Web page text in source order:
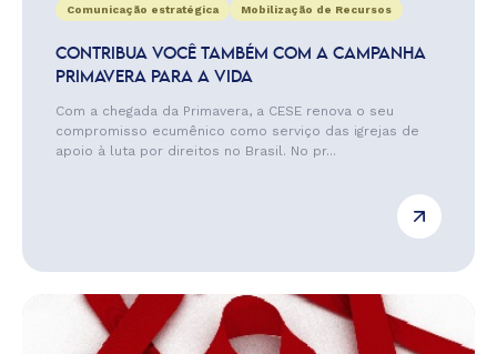
Comunicação estratégica Mobilização de Recursos
CONTRIBUA VOCÊ TAMBÉM COM A CAMPANHA
PRIMAVERA PARA A VIDA
Com a chegada da Primavera, a CESE renova o seu
compromisso ecumênico como serviço das igrejas de
apoio à luta por direitos no Brasil. No pr...